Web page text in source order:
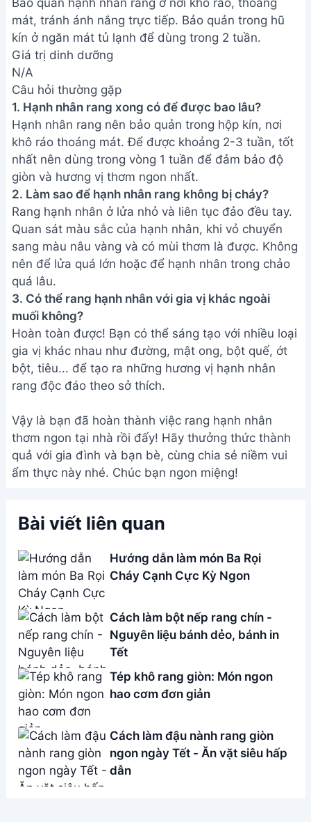
Bảo quản hạnh nhân rang ở nơi khô ráo, thoáng
mát, tránh ánh nắng trực tiếp. Bảo quản trong hũ
kín ở ngăn mát tủ lạnh để dùng trong 2 tuần.
Giá trị dinh dưỡng
N/A
Câu hỏi thường gặp
1. Hạnh nhân rang xong có để được bao lâu?
Hạnh nhân rang nên bảo quản trong hộp kín, nơi
khô ráo thoáng mát. Để được khoảng 2-3 tuần, tốt
nhất nên dùng trong vòng 1 tuần để đảm bảo độ
giòn và hương vị thơm ngon nhất.
2. Làm sao để hạnh nhân rang không bị cháy?
Rang hạnh nhân ở lửa nhỏ và liên tục đảo đều tay.
Quan sát màu sắc của hạnh nhân, khi vỏ chuyển
sang màu nâu vàng và có mùi thơm là được. Không
nên để lửa quá lớn hoặc để hạnh nhân trong chảo
quá lâu.
3. Có thể rang hạnh nhân với gia vị khác ngoài
muối không?
Hoàn toàn được! Bạn có thể sáng tạo với nhiều loại
gia vị khác nhau như đường, mật ong, bột quế, ớt
bột, tiêu... để tạo ra những hương vị hạnh nhân
rang độc đáo theo sở thích.
Vậy là bạn đã hoàn thành việc rang hạnh nhân
thơm ngon tại nhà rồi đấy! Hãy thưởng thức thành
quả với gia đình và bạn bè, cùng chia sẻ niềm vui
ẩm thực này nhé. Chúc bạn ngon miệng!
Bài viết liên quan
Hướng dẫn làm món Ba Rọi
Cháy Cạnh Cực Kỳ Ngon
Cách làm bột nếp rang chín -
Nguyên liệu bánh dẻo, bánh in
Tết
Tép khô rang giòn: Món ngon
hao cơm đơn giản
Cách làm đậu nành rang giòn
ngon ngày Tết - Ăn vặt siêu hấp
dẫn